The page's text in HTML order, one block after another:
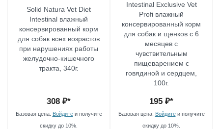
Solid Natura Vet Diet
Intestinal влажный
консервированный корм
для собак всех возрастов
при нарушениях работы
желудочно-кишечного
тракта, 340г.
308 ₽*
Базовая цена. Войдитеи получите
скидку до 10%.
Intestinal Exclusive Vet
Profi влажный
консервированный корм
для собак и щенков с 6
месяцев с
чувствительным
пищеварением с
говядиной и сердцем,
100г.
195 ₽*
Базовая цена. Войдитеи получите
скидку до 10%.